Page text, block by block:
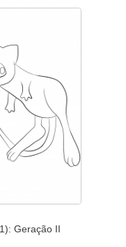
Geração II